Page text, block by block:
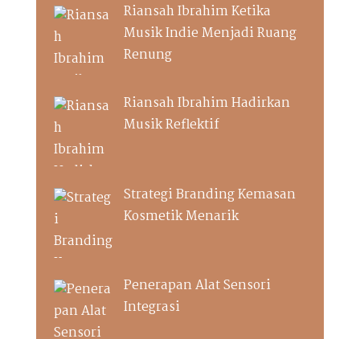
Riansah Ibrahim Ketika
Musik Indie Menjadi Ruang
Renung
Riansah Ibrahim Hadirkan
Musik Reflektif
Strategi Branding Kemasan
Kosmetik Menarik
Penerapan Alat Sensori
Integrasi